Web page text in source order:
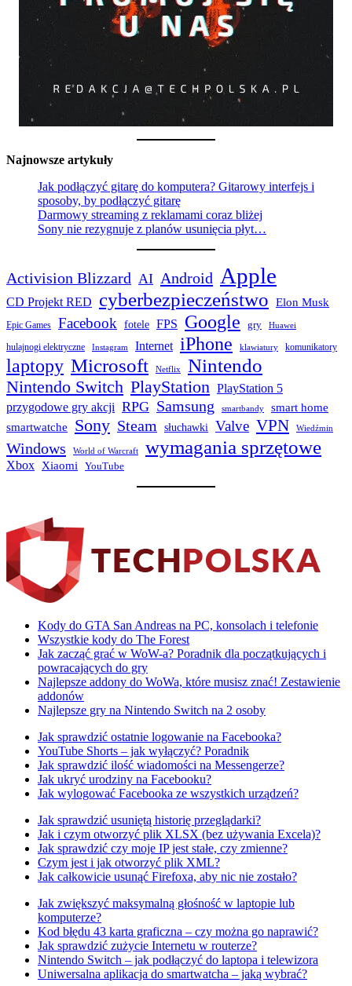
Najnowsze artykuły
Jak podłączyć gitarę do komputera? Gitarowy interfejs i
sposoby, by podłączyć gitarę
Darmowy streaming z reklamami coraz bliżej
Sony nie rezygnuje z planów usunięcia płyt…
Activision Blizzard AI Android Apple
CD Projekt RED cyberbezpieczeństwo Elon Musk
Epic Games Facebook fotele FPS Google gry Huawei
hulajnogi elektryczne Instagram Internet iPhone klawiatury komunikatory
laptopy Microsoft Netflix Nintendo
Nintendo Switch PlayStation PlayStation 5
przygodowe gry akcji RPG Samsung smartbandy smart home
smartwatche Sony Steam słuchawki Valve VPN Wiedźmin
Windows World of Warcraft wymagania sprzętowe
Xbox Xiaomi YouTube
Kody do GTA San Andreas na PC, konsolach i telefonie
Wszystkie kody do The Forest
Jak zacząć grać w WoW-a? Poradnik dla początkujących i
powracających do gry
Najlepsze addony do WoWa, które musisz znać! Zestawienie
addonów
Najlepsze gry na Nintendo Switch na 2 osoby
Jak sprawdzić ostatnie logowanie na Facebooka?
YouTube Shorts – jak wyłączyć? Poradnik
Jak sprawdzić ilość wiadomości na Messengerze?
Jak ukryć urodziny na Facebooku?
Jak wylogować Facebooka ze wszystkich urządzeń?
Jak sprawdzić usuniętą historię przeglądarki?
Jak i czym otworzyć plik XLSX (bez używania Excela)?
Jak sprawdzić czy moje IP jest stałe, czy zmienne?
Czym jest i jak otworzyć plik XML?
Jak całkowicie usunąć Firefoxa, aby nic nie zostało?
Jak zwiększyć maksymalną głośność w laptopie lub
komputerze?
Kod błędu 43 karta graficzna – czy można go naprawić?
Jak sprawdzić zużycie Internetu w routerze?
Nintendo Switch – jak podłączyć do laptopa i telewizora
Uniwersalna aplikacja do smartwatcha – jaką wybrać?